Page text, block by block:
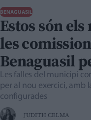
BENAGUASIL
Estos són
les
Benaguasil
Les falles del municipi
per al nou exercici, amb
configurades
JUDITH CELMA